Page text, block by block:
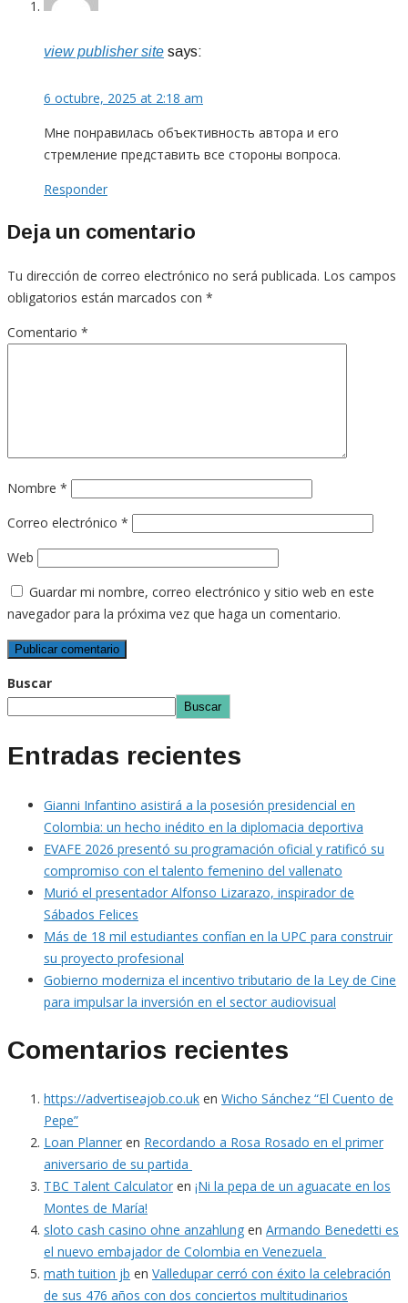
view publisher site says:
6 octubre, 2025 at 2:18 am
Мне понравилась объективность автора и его
стремление представить все стороны вопроса.
Responder
Deja un comentario
Tu dirección de correo electrónico no será publicada. Los campos
obligatorios están marcados con *
Comentario *
Nombre *
Correo electrónico *
Web
Guardar mi nombre, correo electrónico y sitio web en este
navegador para la próxima vez que haga un comentario.
Buscar
Buscar
Entradas recientes
Gianni Infantino asistirá a la posesión presidencial en
Colombia: un hecho inédito en la diplomacia deportiva
EVAFE 2026 presentó su programación oficial y ratificó su
compromiso con el talento femenino del vallenato
Murió el presentador Alfonso Lizarazo, inspirador de
Sábados Felices
Más de 18 mil estudiantes confían en la UPC para construir
su proyecto profesional
Gobierno moderniza el incentivo tributario de la Ley de Cine
para impulsar la inversión en el sector audiovisual
Comentarios recientes
https://advertiseajob.co.uk en Wicho Sánchez “El Cuento de
Pepe”
Loan Planner en Recordando a Rosa Rosado en el primer
aniversario de su partida
TBC Talent Calculator en ¡Ni la pepa de un aguacate en los
Montes de María!
sloto cash casino ohne anzahlung en Armando Benedetti es
el nuevo embajador de Colombia en Venezuela
math tuition jb en Valledupar cerró con éxito la celebración
de sus 476 años con dos conciertos multitudinarios